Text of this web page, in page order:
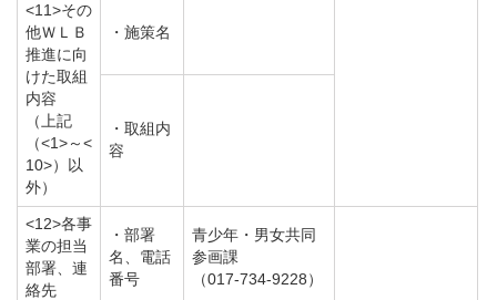
<11>その
他ＷＬＢ
推進に向
けた取組
内容
（上記
（<1>～<
10>）以
外）
・施策名
・取組内
容
<12>各事
業の担当
部署、連
絡先
・部署
名、電話
番号
青少年・男女共同
参画課
（017-734-9228）